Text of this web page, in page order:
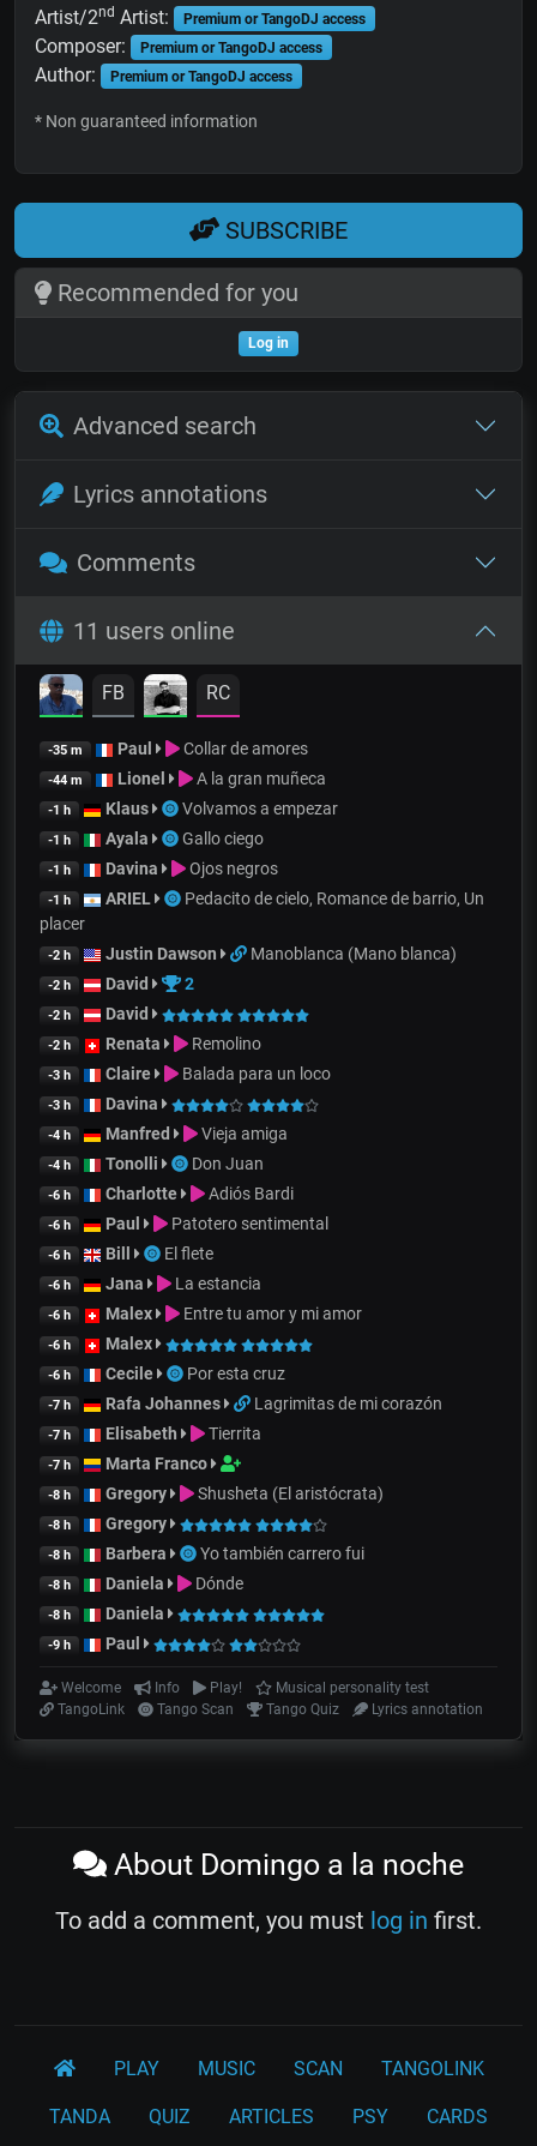
Artist/2nd Artist: Premium or TangoDJ access
Composer: Premium or TangoDJ access
Author: Premium or TangoDJ access
* Non guaranteed information
SUBSCRIBE
Recommended for you
Log in
Advanced search
Lyrics annotations
Comments
11 users online
FB RC
-35 m Paul Collar de amores
-44 m Lionel A la gran muñeca
-1 h Klaus Volvamos a empezar
-1 h Ayala Gallo ciego
-1 h Davina Ojos negros
-1 h ARIEL
Pedacito de cielo, Romance de barrio, Un
placer
-2 h Justin Dawson Manoblanca (Mano blanca)
-2 h David 2
-2 h David
-2 h Renata Remolino
-3 h Claire Balada para un loco
-3 h Davina
-4 h Manfred Vieja amiga
-4 h Tonolli Don Juan
-6 h Charlotte Adiós Bardi
-6 h Paul Patotero sentimental
-6 h Bill El flete
-6 h Jana La estancia
-6 h Malex Entre tu amor y mi amor
-6 h Malex
-6 h Cecile Por esta cruz
-7 h Rafa Johannes Lagrimitas de mi corazón
-7 h Elisabeth Tierrita
-7 h Marta Franco
-8 h Gregory Shusheta (El aristócrata)
-8 h Gregory
-8 h Barbera Yo también carrero fui
-8 h Daniela Dónde
-8 h Daniela
-9 h Paul
Welcome Info Play!
Musical personality test
TangoLink
Tango Scan Tango Quiz Lyrics annotation
About Domingo a la noche
To add a comment, you must log in first.
PLAY MUSIC SCAN TANGOLINK
TANDA QUIZ ARTICLES PSY CARDS